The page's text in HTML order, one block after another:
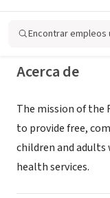
Encontrar
Acerca de
The mission of the
to provide free,
children and
health services.